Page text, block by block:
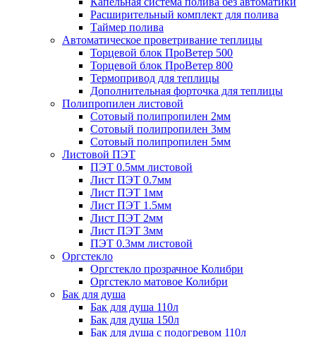
Расширительный комплект для полива
Таймер полива
Автоматическое проветривание теплицы
Торцевой блок ПроВетер 500
Торцевой блок ПроВетер 800
Термопривод для теплицы
Дополнительная форточка для теплицы
Полипропилен листовой
Сотовый полипропилен 2мм
Сотовый полипропилен 3мм
Сотовый полипропилен 5мм
Листовой ПЭТ
ПЭТ 0.5мм листовой
Лист ПЭТ 0.7мм
Лист ПЭТ 1мм
Лист ПЭТ 1.5мм
Лист ПЭТ 2мм
Лист ПЭТ 3мм
ПЭТ 0.3мм листовой
Оргстекло
Оргстекло прозрачное Колибри
Оргстекло матовое Колибри
Бак для душа
Бак для душа 110л
Бак для душа 150л
Бак для душа с подогревом 110л